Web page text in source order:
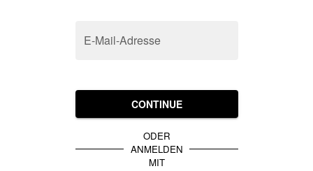
E-Mail-Adresse
CONTINUE
ODER
ANMELDEN
MIT